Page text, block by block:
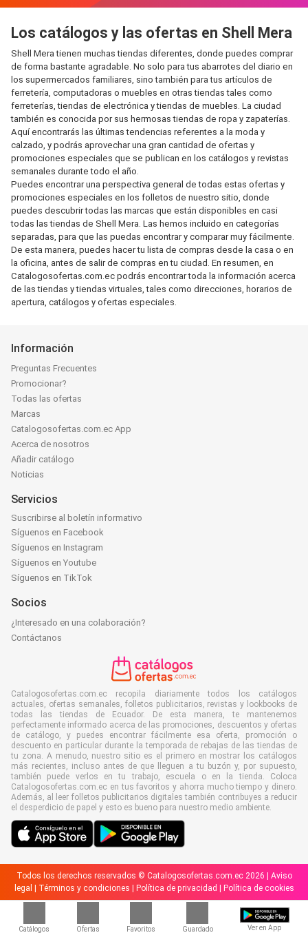
Catálogos Ofertas Favoritos Guardado Ver en App
Los catálogos y las ofertas en Shell Mera
Shell Mera tienen muchas tiendas diferentes, donde puedes comprar
de forma bastante agradable. No solo para tus abarrotes del diario en
los supermercados familiares, sino también para tus artículos de
ferretería, computadoras o muebles en otras tiendas tales como
ferreterías, tiendas de electrónica y tiendas de muebles. La ciudad
también es conocida por sus hermosas tiendas de ropa y zapaterías.
Aquí encontrarás las últimas tendencias referentes a la moda y
calzado, y podrás aprovechar una gran cantidad de ofertas y
promociones especiales que se publican en los catálogos y revistas
semanales durante todo el año.
Puedes encontrar una perspectiva general de todas estas ofertas y
promociones especiales en los folletos de nuestro sitio, donde
puedes descubrir todas las marcas que están disponibles en casi
todas las tiendas de Shell Mera. Las hemos incluido en categorías
separadas, para que las puedas encontrar y comparar muy fácilmente.
De esta manera, puedes hacer tu lista de compras desde la casa o en
la oficina, antes de salir de compras en tu ciudad. En resumen, en
Catalogosofertas.com.ec podrás encontrar toda la información acerca
de las tiendas y tiendas virtuales, tales como direcciones, horarios de
apertura, catálogos y ofertas especiales.
Información
Preguntas Frecuentes
Promocionar?
Todas las ofertas
Marcas
Catalogosofertas.com.ec App
Acerca de nosotros
Añadir catálogo
Noticias
Servicios
Suscribirse al boletín informativo
Síguenos en Facebook
Síguenos en Instagram
Síguenos en Youtube
Síguenos en TikTok
Socios
¿Interesado en una colaboración?
Contáctanos
Catalogosofertas.com.ec recopila diariamente todos los catálogos
actuales, ofertas semanales, folletos publicitarios, revistas y lookbooks de
todas las tiendas de Ecuador. De esta manera, te mantenemos
perfectamente informado acerca de las promociones, descuentos y ofertas
de catálogo, y puedes encontrar fácilmente esa oferta, promoción o
descuento en particular durante la temporada de rebajas de las tiendas de
tu zona. A menudo, nuestro sitio es el primero en mostrar los catálogos
más recientes, incluso antes de que lleguen a tu buzón y, por supuesto,
también puede verlos en tu trabajo, escuela o en la tienda. Coloca
Catalogosofertas.com.ec en tus favoritos y ahorra mucho tiempo y dinero.
Además, al leer folletos publicitarios digitales también contribuyes a reducir
el desperdicio de papel y esto es bueno para nuestro medio ambiente.
Todos los derechos reservados © Catalogosofertas.com.ec 2026 | Aviso
legal
Términos y condiciones Política de privacidad Política de cookies